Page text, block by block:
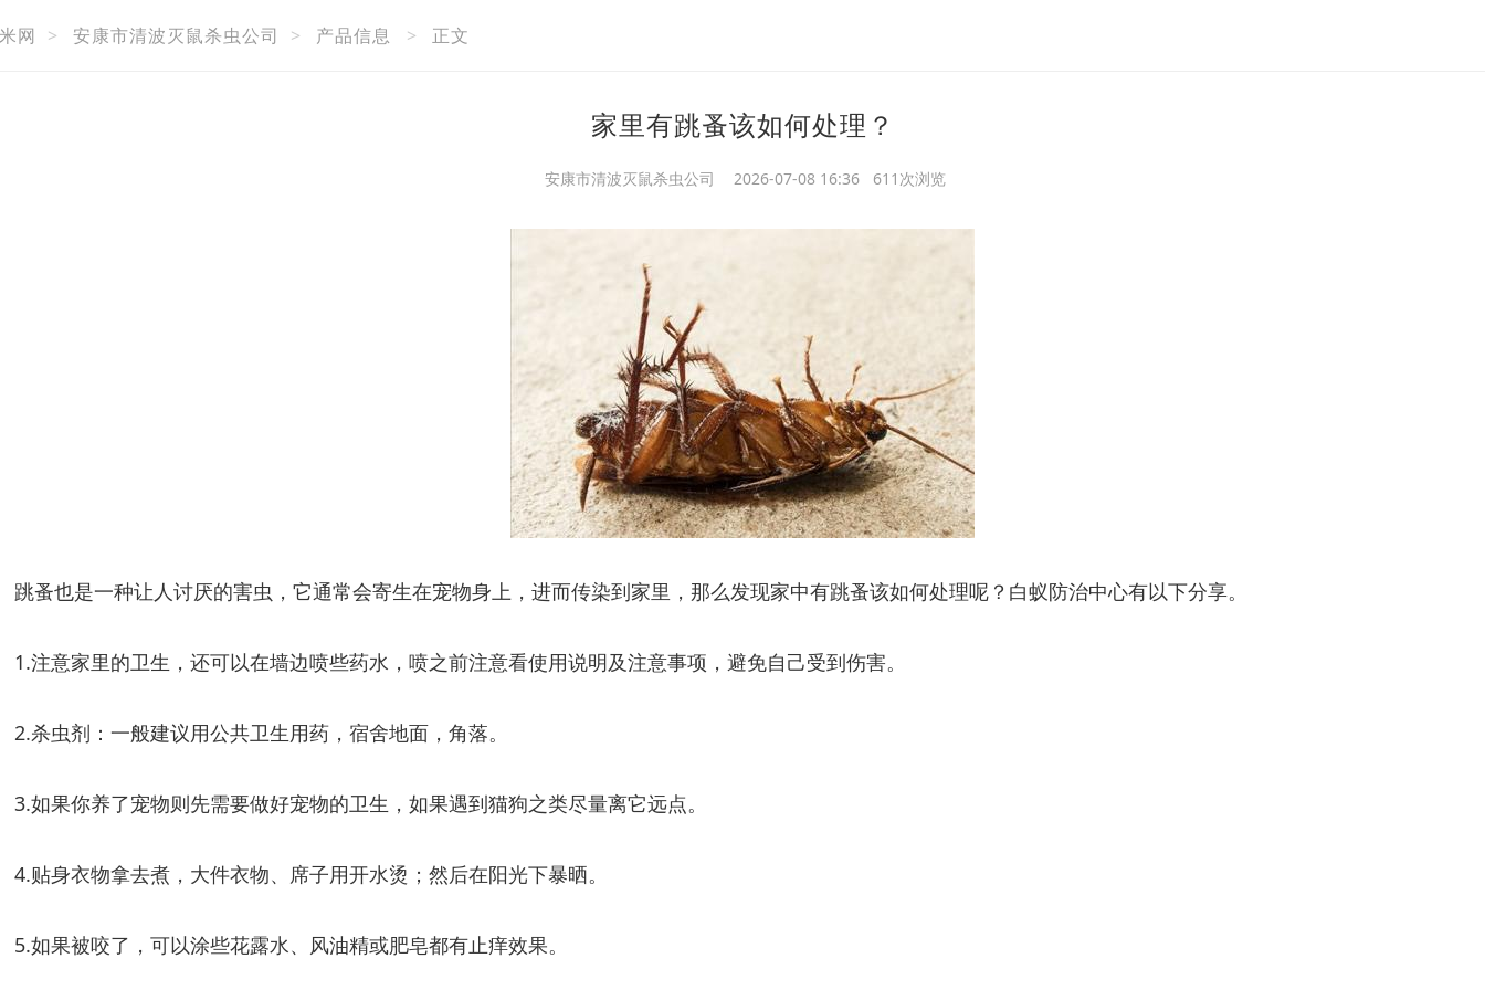
网 > 安康市清波灭鼠杀虫公司 > 产品信息 > 正文
家里有跳蚤该如何处理？
安康市清波灭鼠杀虫公司 2026-07-08 16:36 611次浏览
跳蚤也是一种让人讨厌的害虫，它通常会寄生在宠物身上，进而传染到家里，那么发现家中有跳蚤该如何处理呢？白蚁防治中心有以下分享。
1.注意家里的卫生，还可以在墙边喷些药水，喷之前注意看使用说明及注意事项，避免自己受到伤害。
2.杀虫剂：一般建议用公共卫生用药，宿舍地面，角落。
3.如果你养了宠物则先需要做好宠物的卫生，如果遇到猫狗之类尽量离它远点。
4.贴身衣物拿去煮，大件衣物、席子用开水烫；然后在阳光下暴晒。
5.如果被咬了，可以涂些花露水、风油精或肥皂都有止痒效果。